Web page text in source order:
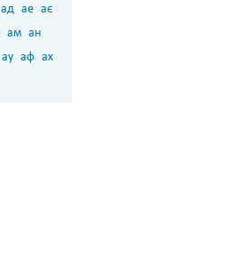
ад ае ає
ам ан
ау аф ах